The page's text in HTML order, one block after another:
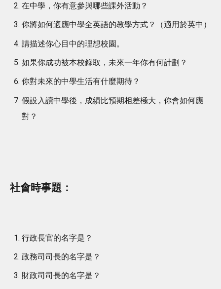
在中學，你有意參與哪些課外活動？
你將如何適應中學全英語的教學方式？（適用於英中）
請描述你心目中的理想校園。
如果你成功被本校錄取，未來一年你有何計劃？
你對未來的中學生活有什麼期待？
假設入讀中學後，成績比預期相差極大，你會如何應
對？
社會時事題：
行政長官的名字是？
政務司司長的名字是？
財政司司長的名字是？